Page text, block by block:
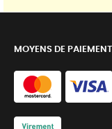
MOYENS DE